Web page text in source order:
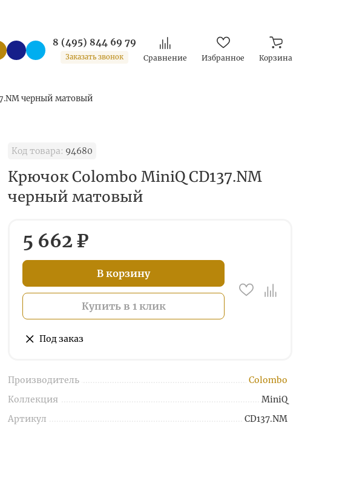
8 (495) 844 69 79
Заказать звонок Сравнение Избранное Корзина
черный матовый
Код товара: 94680
Крючок Colombo MiniQ CD137.NM
черный матовый
5 662 ₽
В корзину
Купить в 1 клик
Под заказ
Производитель
Colombo
Коллекция
MiniQ
Артикул
CD137.NM